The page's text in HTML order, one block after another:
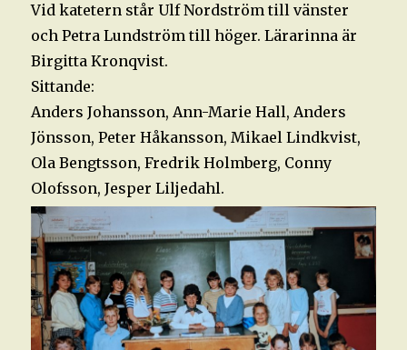
Vid katetern står Ulf Nordström till vänster
och Petra Lundström till höger. Lärarinna är
Birgitta Kronqvist.
Sittande:
Anders Johansson, Ann-Marie Hall, Anders
Jönsson, Peter Håkansson, Mikael Lindkvist,
Ola Bengtsson, Fredrik Holmberg, Conny
Olofsson, Jesper Liljedahl.